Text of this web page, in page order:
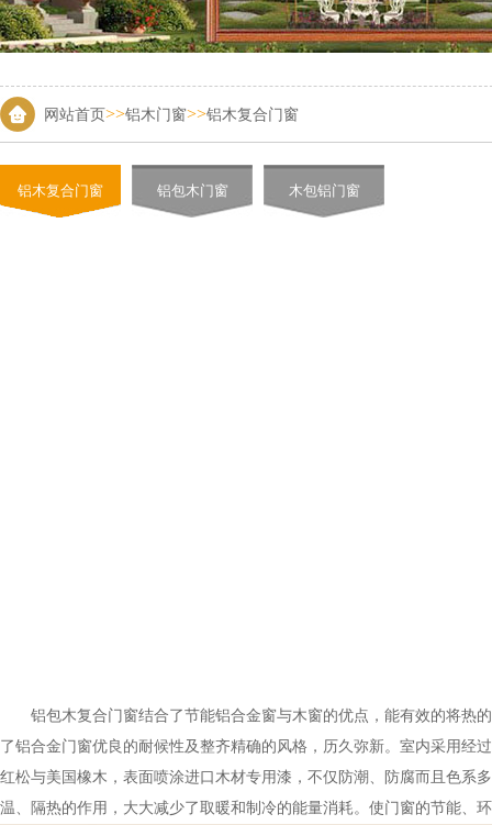
网站首页 >>铝木门窗>>铝木复合门窗
铝木复合门窗 铝包木门窗 木包铝门窗
铝包木复合门窗结合了节能铝合金窗与木窗的优点，能有效的将热的
了铝合金门窗优良的耐候性及整齐精确的风格，历久弥新。室内采用经
红松与美国橡木，表面喷涂进口木材专用漆，不仅防潮、防腐而且色系
温、隔热的作用，大大减少了取暖和制冷的能量消耗。使门窗的节能、